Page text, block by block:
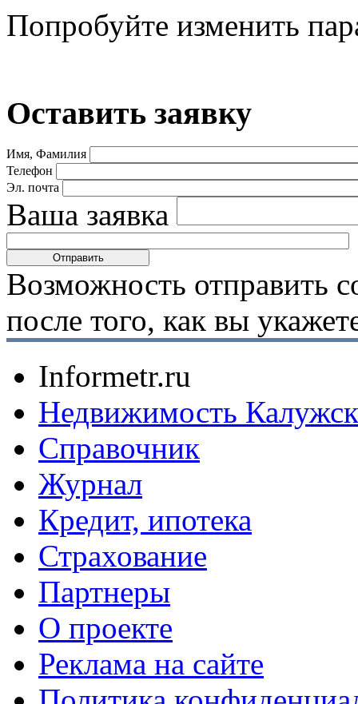
Попробуйте изменить
Оставить заявку
Имя, Фамилия
Телефон
Эл. почта
Ваша заявка
Возможность отправить
после того, как вы
Informetr.ru
Недвижимость
Справочник
Журнал
Кредит, ипотека
Страхование
Партнеры
O проекте
Реклама на сайте